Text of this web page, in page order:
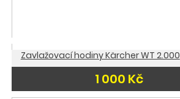
Zavlažovací hodiny Kärcher WT 2.000
1 000 Kč